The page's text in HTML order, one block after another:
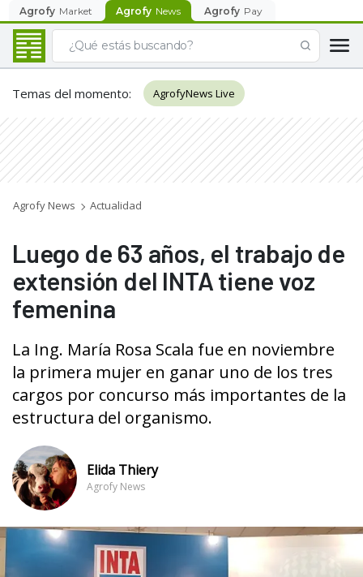
Agrofy Market Agrofy News Agrofy Pay
Temas del momento: AgrofyNews Live
Agrofy News Actualidad
Luego de 63 años, el trabajo de
extensión del INTA tiene voz
femenina
La Ing. María Rosa Scala fue en noviembre
la primera mujer en ganar uno de los tres
cargos por concurso más importantes de la
estructura del organismo.
Elida Thiery
Agrofy News